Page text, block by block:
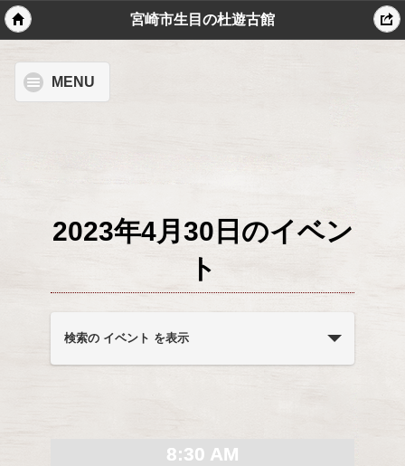
宮崎市生目の杜遊古館
MENU
2023年4月30日のイベン
ト
イ
ベ
ン
検索の イベント を表示
8:30 AM